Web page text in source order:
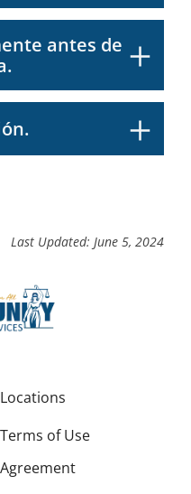
antes de
Last Updated: June 5, 2024
Locations
Terms of Use
Agreement